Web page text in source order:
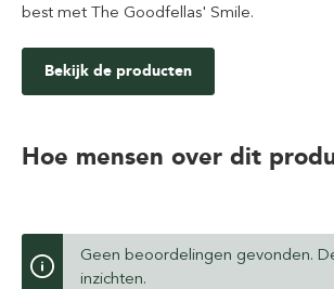
best met The Goodfellas' Smile.
Bekijk de producten
Hoe mensen over dit
Geen beoordelingen gevonden.
inzichten.